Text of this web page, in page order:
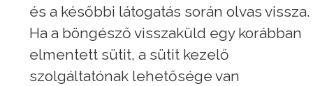
és a későbbi látogatás során olvas vissza.
Ha a böngésző visszaküld egy korábban
elmentett sütit, a sütit kezelő
szolgáltatónak lehetősége van